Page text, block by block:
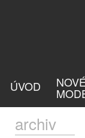
ÚVOD NOVÉ
archiv